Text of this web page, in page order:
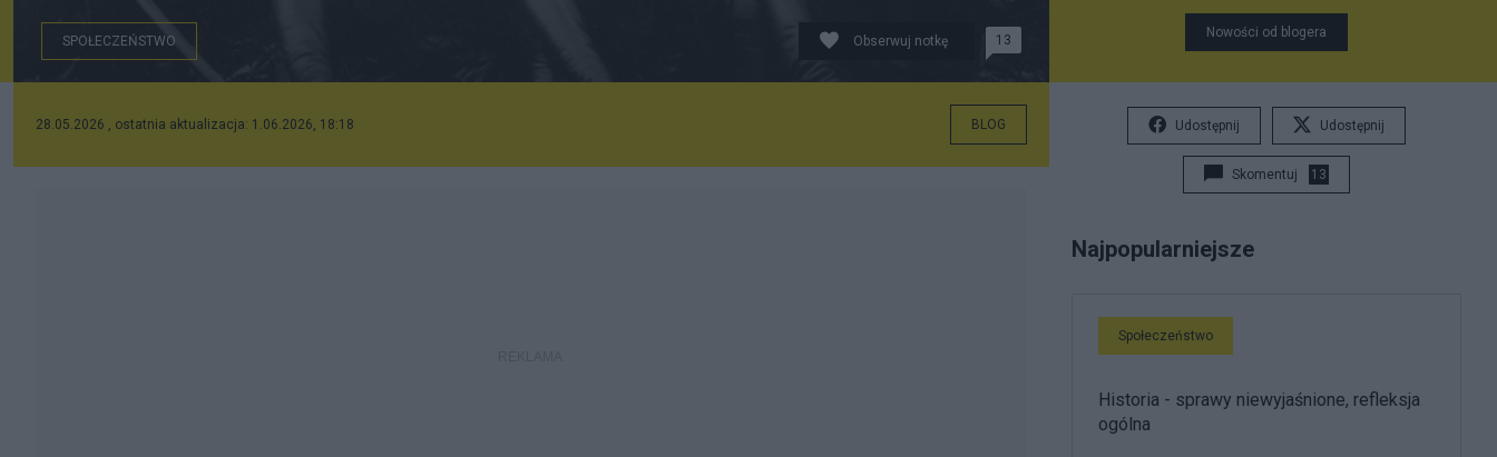
SPOŁECZEŃSTWO Obserwuj notkę 13
28.05.2026 , ostatnia aktualizacja: 1.06.2026, 18:18 BLOG
Nowości od blogera
Udostępnij Udostępnij
Skomentuj 13
Najpopularniejsze
Społeczeństwo
Historia - sprawy niewyjaśnione, refleksja
ogólna